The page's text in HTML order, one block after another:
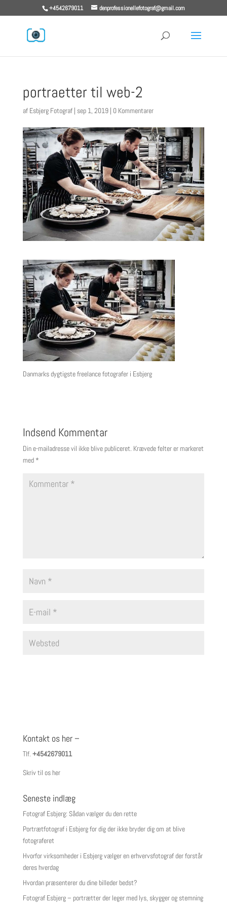
+4542679011 denprofessionellefotograf@gmail.com
portraetter til web-2
af Esbjerg Fotograf| sep 1, 2019| 0 Kommentarer
Danmarks dygtigste freelance fotografer i Esbjerg
Indsend Kommentar
Din e-mailadresse vil ikke blive publiceret. Krævede felter er markeret
med *
Kontakt os her –
Tlf. +4542679011
Skriv til os her
Seneste indlæg
Fotograf Esbjerg: Sådan vælger du den rette
Portrætfotograf i Esbjerg for dig der ikke bryder dig om at blive
fotograferet
Hvorfor virksomheder i Esbjerg vælger en erhvervsfotograf der forstår
deres hverdag
Hvordan præsenterer du dine billeder bedst?
Fotograf Esbjerg – portrætter der leger med lys, skygger og stemning